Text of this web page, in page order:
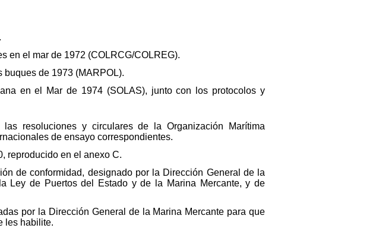
en el mar de 1972 (COLRCG/COLREG).
de 1973 (MARPOL).
en el Mar de 1974 (SOLAS), junto con los protocolos y
resoluciones y circulares de la Organización Marítima
de ensayo correspondientes.
reproducido en el anexo C.
de conformidad, designado por la Dirección General de la
Ley de Puertos del Estado y de la Marina Mercante, y de
por la Dirección General de la Marina Mercante para que
les habilite.